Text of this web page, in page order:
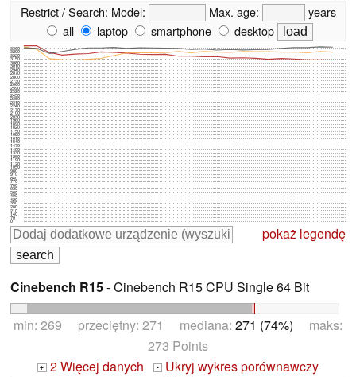
Restrict / Search: Model: Max. age:
years
all
laptop smartphone desktop
0
70
140
210
280
350
420
490
560
630
700
770
840
910
980
1050
1120
1190
1260
1330
1400
1470
1540
1610
1680
1750
1820
1890
1960
2030
2100
2170
2240
2310
2380
2450
2520
2590
2660
2730
2800
2870
2940
3010
3080
3150
3220
3290
3360
pokaż legendę
Cinebench R15- Cinebench R15 CPU Single 64 Bit
min: 269 przeciętny: 271 mediana: 271 (74%) maks:
273 Points
+ 2 Więcej danych - Ukryj wykres porównawczy